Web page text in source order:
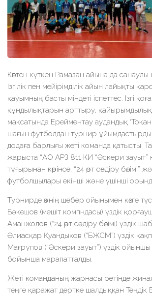
Көптен күткен Рамазан айына да санаулы
Ізгілік пен мейірімділік айын лайықты
қауымның басты міндеті іспеттес. Ізгі
құндылықтарын арттыру,
мақсатында Ерейментау аудандық ‘Тоқан
шағын футболдан турнир
додаға барлығы жеті команда қатысты.
жарыста “АО АРЗ 811 КИ “Әскери зауыт”
тұғырынан көрінсе, “24 өрт сөндіру
футболшылары екінші және үшінші
Турнирде өзінің шебер ойынымен көзге
Бәкешов (мешіт компндасы) үздік
Аманжолов (“24 өрт сөндіру бөлімі) үздік
Әлиасқар Қуандықов (“БЖСМ”) үздік
Мағрұпов (“Әскери зауыт”) үздік
бойынша марапатталды.
Жеті команданың жарнасы ретінде
теңге қаражат дертке шалдыққан Теңдік